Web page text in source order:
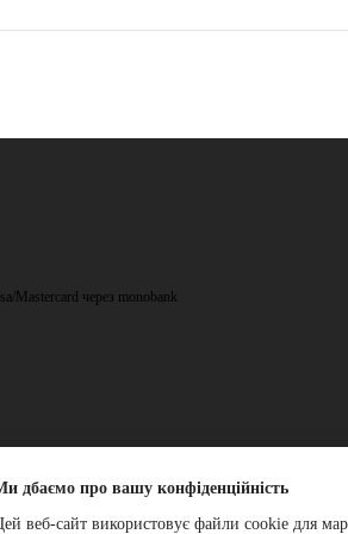
дбаємо про вашу конфіденційність
веб-сайт використовує файли cookie для